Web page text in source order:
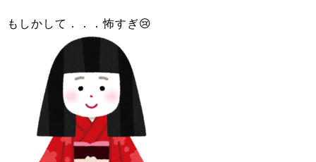
もしかして．．．怖すぎ😢